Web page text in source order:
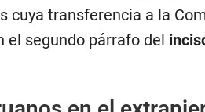
cuya transferencia a la
el segundo párrafo del